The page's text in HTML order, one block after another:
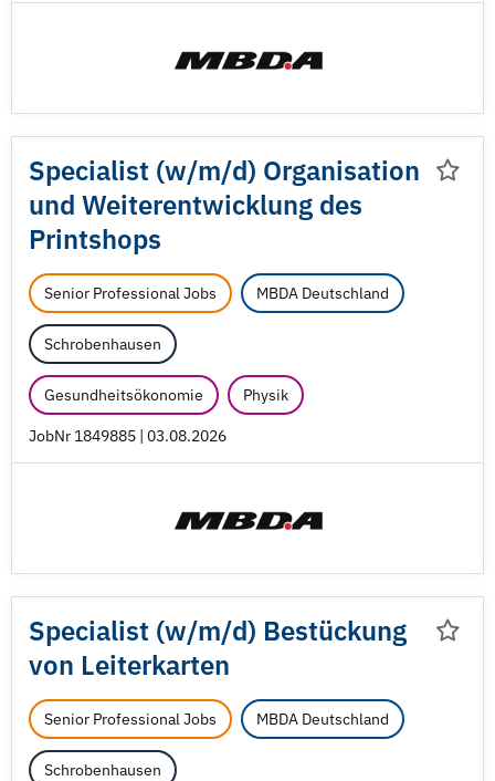
Specialist (w/m/d) Organisation
und Weiterentwicklung des
Printshops
Senior Professional Jobs MBDA Deutschland
Schrobenhausen
Gesundheitsökonomie Physik
JobNr 1849885 | 03.08.2026
Specialist (w/m/d) Bestückung
von Leiterkarten
Senior Professional Jobs MBDA Deutschland
Schrobenhausen